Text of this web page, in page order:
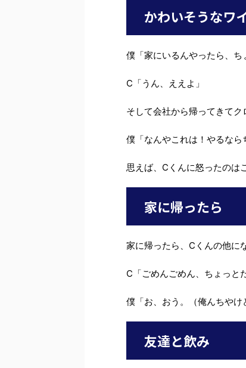
かわいそうなワ
僕「家にいるんやったら、ち
C「うん、ええよ」
そして会社から帰ってきて
僕「なんやこれは！やるなら
思えば、Cくんに怒ったのは
家に帰ったら
家に帰ったら、Cくんの他に
C「ごめんごめん、ちょっと
僕「お、おう。（俺んちやけ
友達と飲み